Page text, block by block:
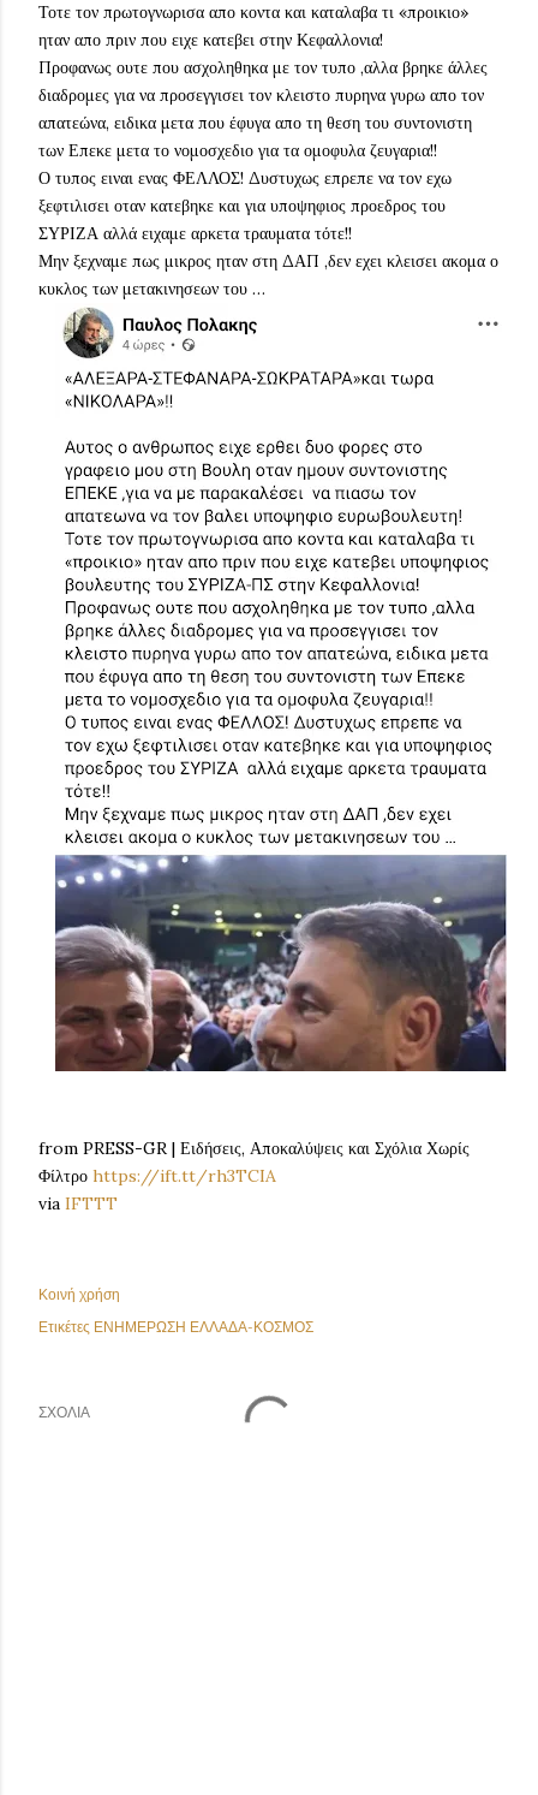
Τοτε τον πρωτογνωρισα απο κοντα και καταλαβα τι «προικιο»
ηταν απο πριν που ειχε κατεβει στην Κεφαλλονια!
Προφανως ουτε που ασχοληθηκα με τον τυπο ,αλλα βρηκε άλλες
διαδρομες για να προσεγγισει τον κλειστο πυρηνα γυρω απο τον
απατεώνα, ειδικα μετα που έφυγα απο τη θεση του συντονιστη
των Επεκε μετα το νομοσχεδιο για τα ομοφυλα ζευγαρια!!
Ο τυπος ειναι ενας ΦΕΛΛΟΣ! Δυστυχως επρεπε να τον εχω
ξεφτιλισει οταν κατεβηκε και για υποψηφιος προεδρος του
ΣΥΡΙΖΑ αλλά ειχαμε αρκετα τραυματα τότε!!
Μην ξεχναμε πως μικρος ηταν στη ΔΑΠ ,δεν εχει κλεισει ακομα ο
κυκλος των μετακινησεων του …
from PRESS-GR | Ειδήσεις, Αποκαλύψεις και Σχόλια Χωρίς
Φίλτρο https://ift.tt/rh3TCIA
via IFTTT
Κοινή χρήση
Ετικέτες ΕΝΗΜΕΡΩΣΗ ΕΛΛΑΔΑ-ΚΟΣΜΟΣ
ΣΧΌΛΙΑ